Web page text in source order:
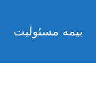
بیمه مسئولیت